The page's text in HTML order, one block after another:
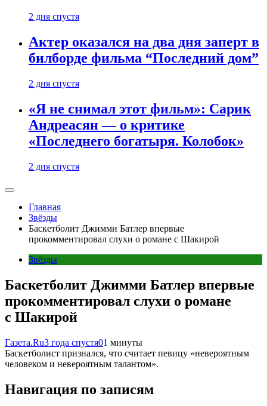
2 дня спустя
Актер оказался на два дня заперт в
билборде фильма “Последний дом”
2 дня спустя
«Я не снимал этот фильм»: Сарик
Андреасян — о критике
«Последнего богатыря. Колобок»
2 дня спустя
Главная
Звёзды
Баскетболит Джимми Батлер впервые
прокомментировал слухи о романе с Шакирой
Звёзды
Баскетболит Джимми Батлер впервые
прокомментировал слухи о романе
с Шакирой
Газета.Ru3 года спустя01 минуты
Баскетболист признался, что считает певицу «невероятным
человеком и невероятным талантом».
Навигация по записям